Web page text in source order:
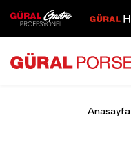
Anasayfa